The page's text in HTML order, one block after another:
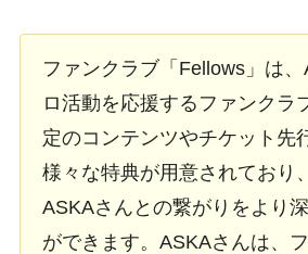
ファンクラブ「Fellows」は
ロ活動を応援するファンクラ
定のコンテンツやチケット先
様々な特典が用意されており
ASKAさんとの繋がりをより
ができます。ASKAさんは、